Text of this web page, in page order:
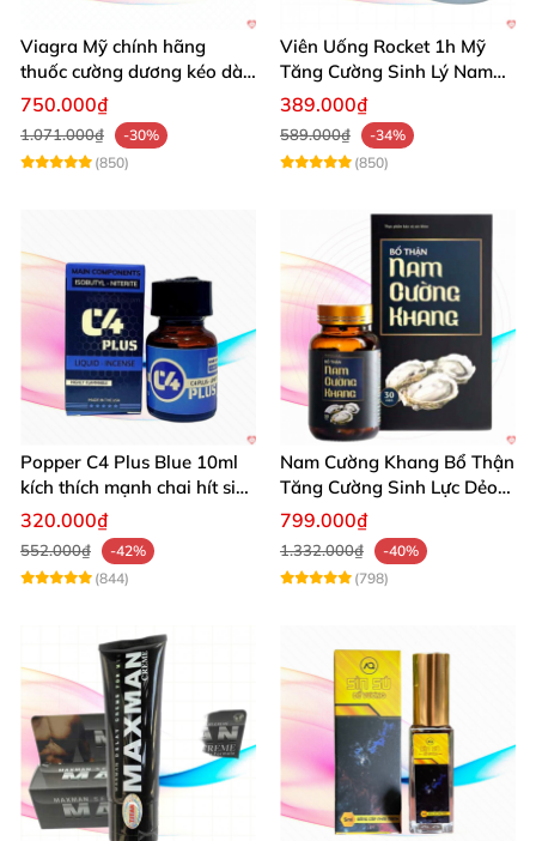
Viagra Mỹ chính hãng
thuốc cường dương kéo dài
thời gian hiệu quả cho Nam
750.000₫
1.071.000₫
-30%
(850)
Viên Uống Rocket 1h Mỹ
Tăng Cường Sinh Lý Nam
Hỗ Trợ Mạnh
389.000₫
589.000₫
-34%
(850)
Popper C4 Plus Blue 10ml
kích thích mạnh chai hít siêu
đỉnh
320.000₫
552.000₫
-42%
(844)
Nam Cường Khang Bổ Thận
Tăng Cường Sinh Lực Dẻo
Dai Mạnh Mẽ
799.000₫
1.332.000₫
-40%
(798)